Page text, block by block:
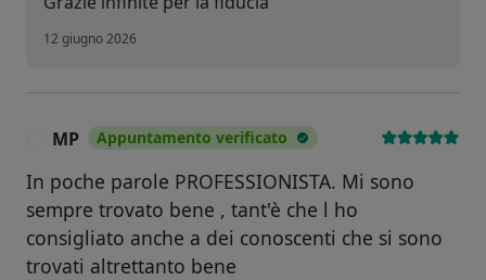
12 giugno 2026
MP Appuntamento verificato
In poche parole PROFESSIONISTA. Mi sono
sempre trovato bene , tant'è che l ho
consigliato anche a dei conoscenti che si sono
trovati altrettanto bene